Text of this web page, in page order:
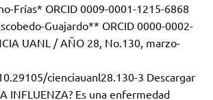
Frías* ORCID 0009-0001-1215-6868
Guajardo** ORCID 0000-0002-
UANL / AÑO 28, No.130, marzo-
cienciauanl28.130-3 Descargar
INFLUENZA? Es una enfermedad